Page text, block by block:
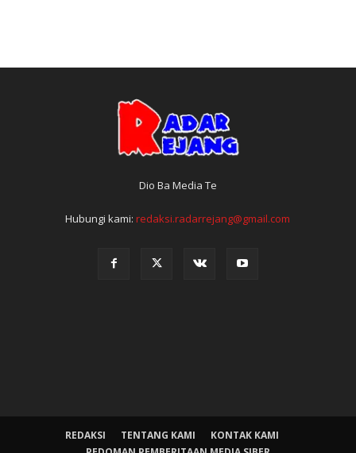
Dio Ba Media Te
Hubungi kami:redaksi.radarrejang@gmail.com
REDAKSI TENTANG KAMI
KONTAK KAMI